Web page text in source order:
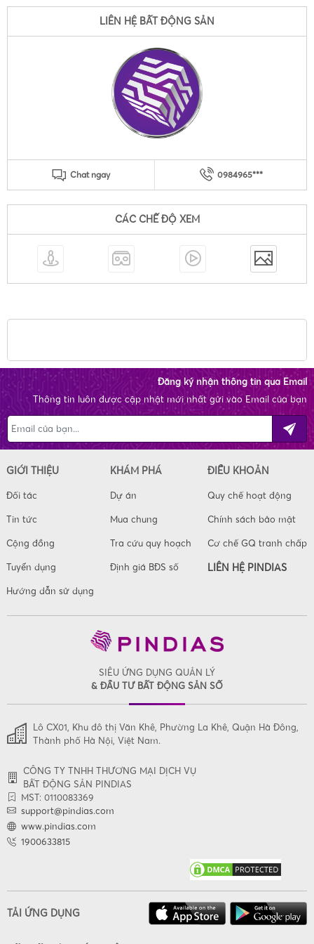
LIÊN HỆ BẤT ĐỘNG SẢN
Chat ngay 0984965***
CÁC CHẾ ĐỘ XEM
Đăng ký nhận thông tin qua Email
Thông tin luôn được cập nhật mới nhất gửi vào Email của bạn
GIỚI THIỆU
Đối tác
Tin tức
Cộng đồng
Tuyển dụng
Hướng dẫn sử dụng
KHÁM PHÁ
Dự án
Mua chung
Tra cứu quy hoạch
Định giá BĐS số
ĐIỀU KHOẢN
Quy chế hoạt động
Chính sách bảo mật
Cơ chế GQ tranh chấp
LIÊN HỆ PINDIAS
SIÊU ỨNG DỤNG QUẢN LÝ
& ĐẦU TƯ BẤT ĐỘNG SẢN SỐ
Lô CX01, Khu đô thị Văn Khê, Phường La Khê, Quận Hà Đông,
Thành phố Hà Nội, Việt Nam.
CÔNG TY TNHH THƯƠNG MẠI DỊCH VỤ
BẤT ĐỘNG SẢN PINDIAS
MST: 0110083369
support@pindias.com
www.pindias.com
1900633815
TẢI ỨNG DỤNG